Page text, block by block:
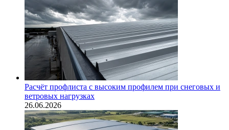
Расчёт профлиста с высоким профилем при снеговых и
ветровых нагрузках
26.06.2026